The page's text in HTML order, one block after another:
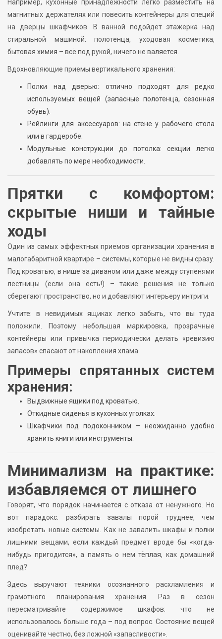
Например, кухонные принадлежности легко разместить на
магнитных держателях или повесить контейнеры для специй
на дверцы шкафчиков. В ванной подойдет этажерка над
стиральной машиной: полотенца, уходовая косметика,
бытовая химия – всё под рукой, ничего не валяется.
Вдохновляющие приемы вертикального хранения:
Полки над дверью: отлично подходят для редко
используемых вещей (запасные полотенца, сезонная
обувь).
Рейлинги для аксессуаров: на стене у рабочего стола
или в гардеробе.
Модульные конструкции до потолка: секции легко
добавлять по мере необходимости.
Прятки с комфортом:
скрытые ниши и тайные
ходы
Один из самых эффектных приемов организации хранения в
малогабаритной квартире – системы, которые не видны сразу.
Под кроватью, в нише за диваном или даже между ступенями
лестницы (если она есть!) – такие решения не только
сберегают пространство, но и добавляют интерьеру интриги.
Учтите: в невидимых ящиках легко забыть, что вы туда
положили. Поэтому небольшая маркировка, прозрачные
контейнеры или привычка периодически делать «ревизию
запасов» спасают от накопления хлама.
Примеры спрятанных систем
хранения:
Выдвижные ящики под кроватью.
Откидные сиденья в кухонных уголках.
Шкафчики под подоконником – неожиданно удобно
хранить книги или инструменты.
Минимализм на практике:
избавляемся от лишнего
Говорят, что порядок начинается с отказа от ненужного. Но
вот парадокс: разбирать завалы порой труднее, чем
изобретать новые системы. Как не завалить шкафы и полки
лишними вещами, если каждый предмет вроде бы «когда-
нибудь пригодится», а память о нем тёплая, как домашний
плед?
Здесь выручают техники осознанного расхламления и
грамотного планирования хранения. Раз в сезон
пересматривайте содержимое шкафов: что не
использовалось больше года – под вопрос. Состояние вещей
оценивайте честно, без ложной «запасливости».